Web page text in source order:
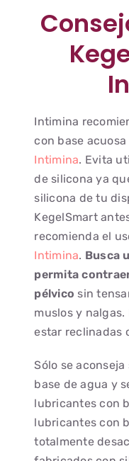
Intimina
con base acuosa
Intimina. Evita
de silicona ya
silicona de tu
KegelSmart
recomienda el
Intimina. Busca
permita
pélvico sin
muslos y
estar reclinadas
Sólo se
base de agua y
lubricantes con
lubricantes con
totalmente